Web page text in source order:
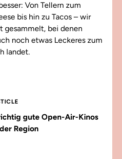
Von Tellern zum
bis hin zu Tacos – wir
gesammelt, bei denen
noch etwas Leckeres zum
landet.
gute Open-Air-Kinos
Region